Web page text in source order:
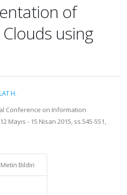
of
using
H.
Conference on Information
Mayıs - 15 Nisan 2015, ss.545-551,
Bildiri